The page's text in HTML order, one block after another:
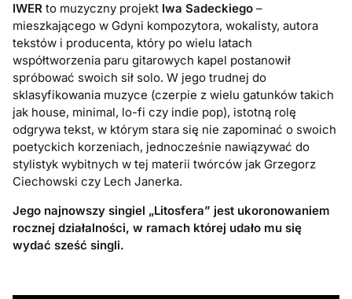
IWER to muzyczny projekt Iwa Sadeckiego –
mieszkającego w Gdyni kompozytora, wokalisty, autora
tekstów i producenta, który po wielu latach
współtworzenia paru gitarowych kapel postanowił
spróbować swoich sił solo. W jego trudnej do
sklasyfikowania muzyce (czerpie z wielu gatunków takich
jak house, minimal, lo-fi czy indie pop), istotną rolę
odgrywa tekst, w którym stara się nie zapominać o swoich
poetyckich korzeniach, jednocześnie nawiązywać do
stylistyk wybitnych w tej materii twórców jak Grzegorz
Ciechowski czy Lech Janerka.
Jego najnowszy singiel „Litosfera” jest ukoronowaniem
rocznej działalności, w ramach której udało mu się
wydać sześć singli.